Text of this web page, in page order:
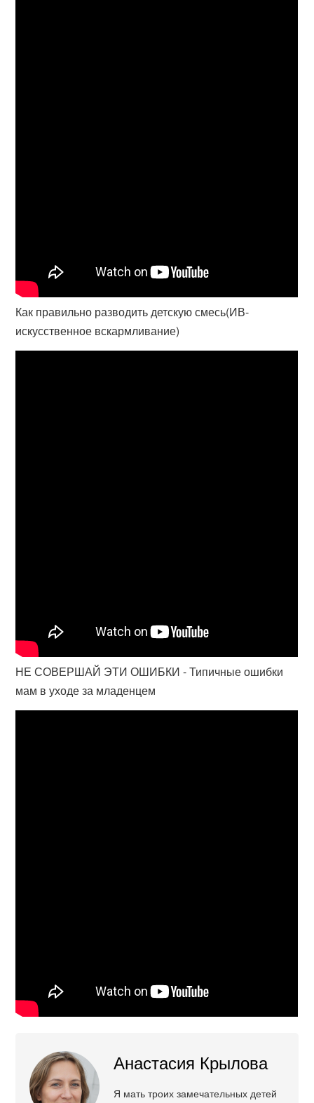
Как правильно разводить детскую смесь(ИВ-
искусственное вскармливание)
НЕ СОВЕРШАЙ ЭТИ ОШИБКИ - Типичные ошибки
мам в уходе за младенцем
Анастасия Крылова
Я мать троих замечательных детей